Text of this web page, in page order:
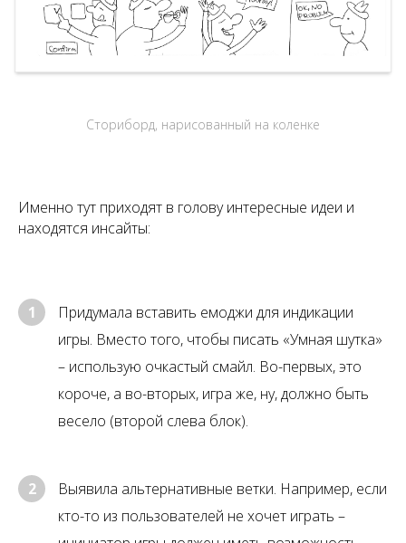
Сториборд, нарисованный на коленке
Именно тут приходят в голову интересные идеи и
находятся инсайты:
1
Придумала вставить емоджи для индикации
игры. Вместо того, чтобы писать «Умная шутка»
– использую очкастый смайл. Во-первых, это
короче, а во-вторых, игра же, ну, должно быть
весело (второй слева блок).
2
Выявила альтернативные ветки. Например, если
кто-то из пользователей не хочет играть –